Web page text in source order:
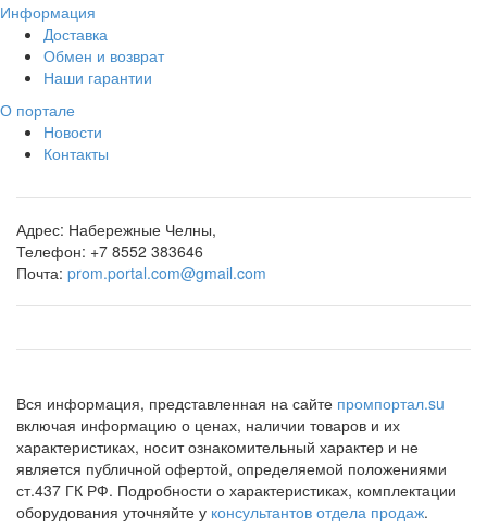
Информация
Доставка
Обмен и возврат
Наши гарантии
О портале
Новости
Контакты
Адрес: Набережные Челны,
Телефон: +7 8552 383646
Почта: prom.portal.com@gmail.com
Вся информация, представленная на сайте промпортал.su
включая информацию о ценах, наличии товаров и их
характеристиках, носит ознакомительный характер и не
является публичной офертой, определяемой положениями
ст.437 ГК РФ. Подробности о характеристиках, комплектации
оборудования уточняйте у консультантов отдела продаж.